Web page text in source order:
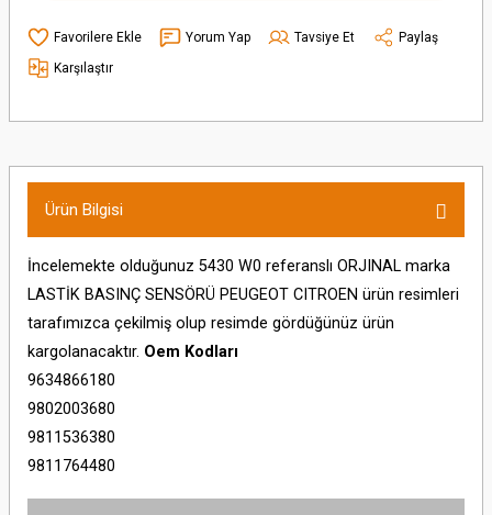
Yorum Yap Tavsiye Et
Paylaş
Karşılaştır
Ürün Bilgisi
İncelemekte olduğunuz 5430 W0 referanslı ORJINAL marka
LASTİK BASINÇ SENSÖRÜ PEUGEOT CITROEN ürün resimleri
tarafımızca çekilmiş olup resimde gördüğünüz ürün
kargolanacaktır. Oem Kodları
9634866180
9802003680
9811536380
9811764480